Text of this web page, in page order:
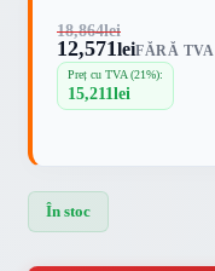
18,864lei
12,571leiFĂRĂ TVA
Preț cu TVA (21%):
15,211lei
În stoc